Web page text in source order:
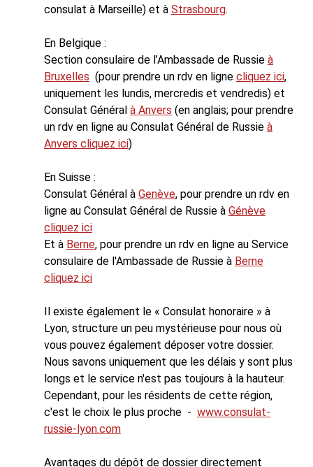
consulat à Marseille) et à Strasbourg.
En Belgique :
Section consulaire de l’Ambassade de Russie à
Bruxelles (pour prendre un rdv en ligne cliquez ici,
uniquement les lundis, mercredis et vendredis) et
Consulat Général à Anvers (en anglais; pour prendre
un rdv en ligne au Consulat Général de Russie à
Anvers cliquez ici)
En Suisse :
Consulat Général à Genève, pour prendre un rdv en
ligne au Consulat Général de Russie à Génève
cliquez ici
Et à Berne, pour prendre un rdv en ligne au Service
consulaire de l'Ambassade de Russie à Berne
cliquez ici
Il existe également le « Consulat honoraire » à
Lyon, structure un peu mystérieuse pour nous où
vous pouvez également déposer votre dossier.
Nous savons uniquement que les délais y sont plus
longs et le service n'est pas toujours à la hauteur.
Cependant, pour les résidents de cette région,
c'est le choix le plus proche - www.consulat-
russie-lyon.com
Avantages du dépôt de dossier directement